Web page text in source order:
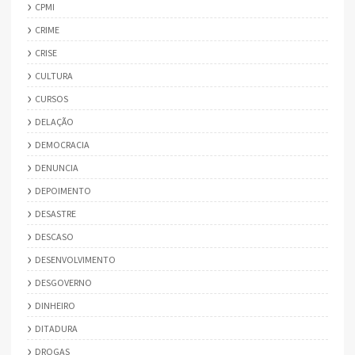
CPMI
CRIME
CRISE
CULTURA
CURSOS
DELAÇÃO
DEMOCRACIA
DENUNCIA
DEPOIMENTO
DESASTRE
DESCASO
DESENVOLVIMENTO
DESGOVERNO
DINHEIRO
DITADURA
DROGAS